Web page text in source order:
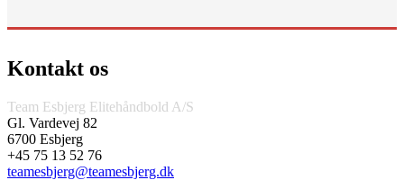
Kontakt os
Team Esbjerg Elitehåndbold A/S
Gl. Vardevej 82
6700 Esbjerg
+45 75 13 52 76
teamesbjerg@teamesbjerg.dk